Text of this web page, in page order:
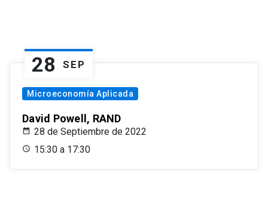
28 SEP
Microeconomía Aplicada
David Powell, RAND
28 de Septiembre de 2022
15:30 a 17:30